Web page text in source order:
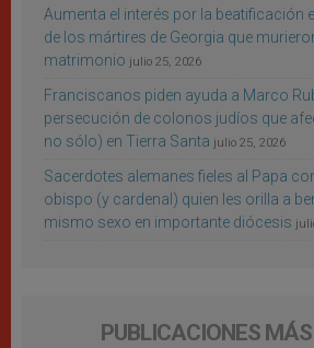
Aumenta el interés por la beatificación
de los mártires de Georgia que
matrimonio julio 25, 2026
Franciscanos piden ayuda a Marco
persecución de colonos judíos que
no sólo) en Tierra Santa julio 25, 2026
Sacerdotes alemanes fieles al Papa
obispo (y cardenal) quien les orilla a
mismo sexo en importante diócesis
PUBLICACIONES